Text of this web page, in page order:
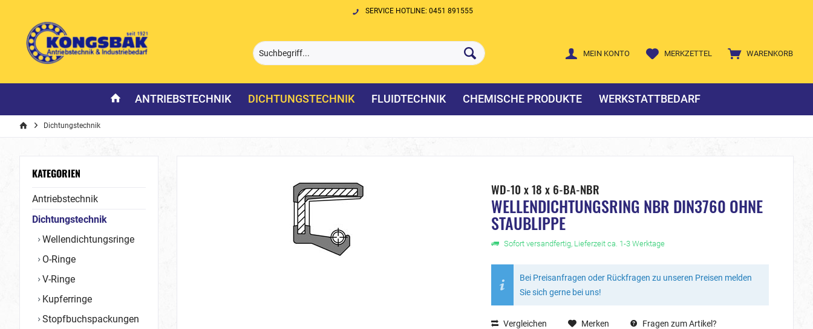
SERVICE HOTLINE: 0451 891555
WARENKORB
MERKZETTEL
MEIN KONTO
ANTRIEBSTECHNIK DICHTUNGSTECHNIK FLUIDTECHNIK CHEMISCHE PRODUKTE WERKSTATTBEDARF
Dichtungstechnik
KATEGORIEN
Antriebstechnik
Dichtungstechnik
Wellendichtungsringe
O-Ringe
V-Ringe
Kupferringe
Stopfbuchspackungen
WD-10 x 18 x 6-BA-NBR
WELLENDICHTUNGSRING NBR DIN3760 OHNE
STAUBLIPPE
Sofort versandfertig, Lieferzeit ca. 1-3 Werktage
Bei Preisanfragen oder Rückfragen zu unseren Preisen melden
Sie sich gerne bei uns!
Vergleichen Merken Fragen zum Artikel?